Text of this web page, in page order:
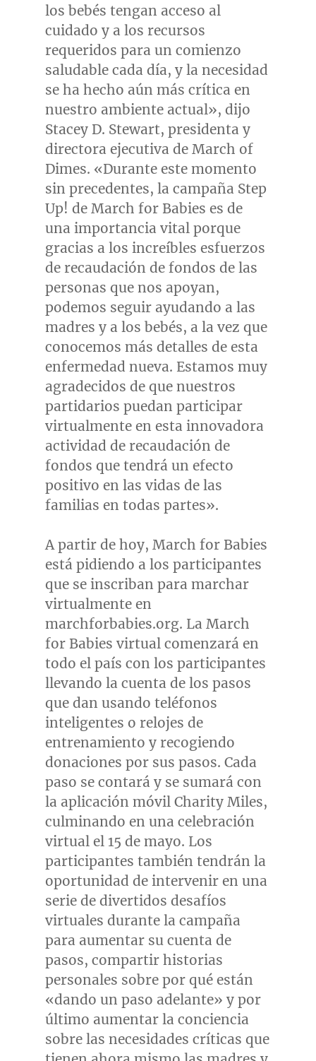
los bebés tengan acceso al
cuidado y a los recursos
requeridos para un comienzo
saludable cada día, y la necesidad
se ha hecho aún más crítica en
nuestro ambiente actual», dijo
Stacey D. Stewart, presidenta y
directora ejecutiva de March of
Dimes. «Durante este momento
sin precedentes, la campaña Step
Up! de March for Babies es de
una importancia vital porque
gracias a los increíbles esfuerzos
de recaudación de fondos de las
personas que nos apoyan,
podemos seguir ayudando a las
madres y a los bebés, a la vez que
conocemos más detalles de esta
enfermedad nueva. Estamos muy
agradecidos de que nuestros
partidarios puedan participar
virtualmente en esta innovadora
actividad de recaudación de
fondos que tendrá un efecto
positivo en las vidas de las
familias en todas partes».
A partir de hoy, March for Babies
está pidiendo a los participantes
que se inscriban para marchar
virtualmente en
marchforbabies.org. La March
for Babies virtual comenzará en
todo el país con los participantes
llevando la cuenta de los pasos
que dan usando teléfonos
inteligentes o relojes de
entrenamiento y recogiendo
donaciones por sus pasos. Cada
paso se contará y se sumará con
la aplicación móvil Charity Miles,
culminando en una celebración
virtual el 15 de mayo. Los
participantes también tendrán la
oportunidad de intervenir en una
serie de divertidos desafíos
virtuales durante la campaña
para aumentar su cuenta de
pasos, compartir historias
personales sobre por qué están
«dando un paso adelante» y por
último aumentar la conciencia
sobre las necesidades críticas que